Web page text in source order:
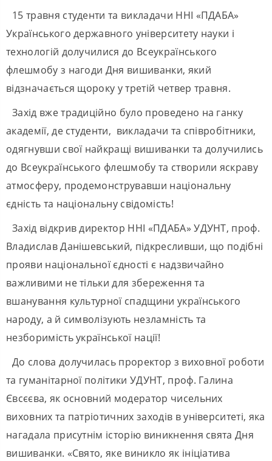
15 травня студенти та викладачи ННІ «ПДАБА»
Українського державного університету науки і
технологій долучилися до Всеукраїнського
флешмобу з нагоди Дня вишиванки, який
відзначається щороку у третій четвер травня.
Захід вже традиційно було проведено на ганку
академії, де студенти, викладачи та співробітники,
одягнувши свої найкращі вишиванки та долучились
до Всеукраїнського флешмобу та створили яскраву
атмосферу, продемонструвавши національну
єдність та національну свідомість!
Захід відкрив директор ННІ «ПДАБА» УДУНТ, проф.
Владислав Данішевський, підкресливши, що подібні
прояви національної єдності є надзвичайно
важливими не тільки для збереження та
вшанування культурної спадщини українського
народу, а й символізують незламність та
незборимість української нації!
До слова долучилась проректор з виховної роботи
та гуманітарної політики УДУНТ, проф. Галина
Євсєєва, як основний модератор чисельних
виховних та патріотичних заходів в університеті, яка
нагадала присутнім історію виникнення свята Дня
вишиванки. «Свято, яке виникло як ініціатива